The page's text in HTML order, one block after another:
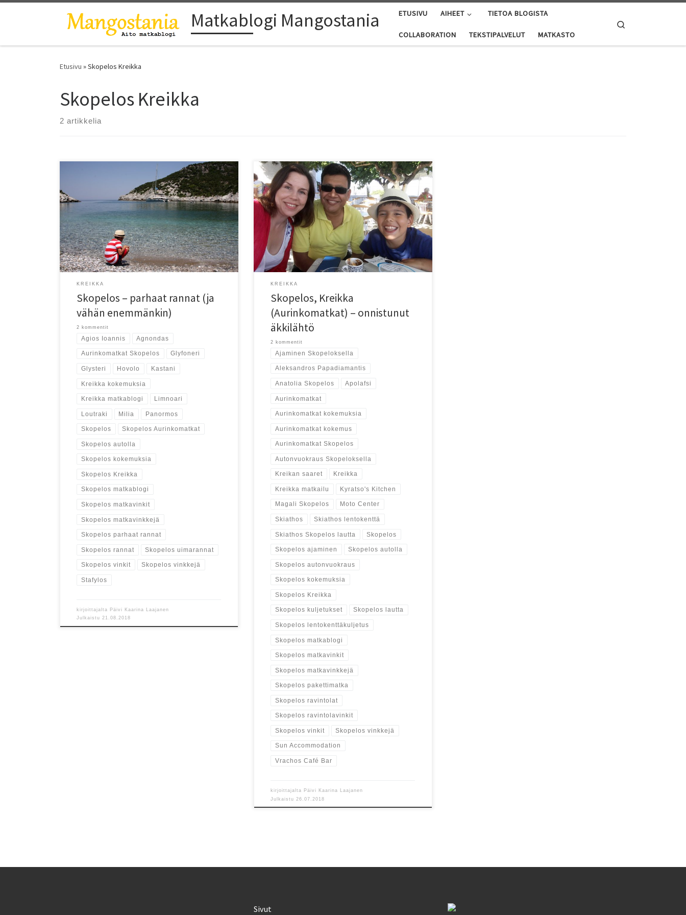
Matkablogi Mangostania ETUSIVU AIHEET TIETOA BLOGISTA
COLLABORATION TEKSTIPALVELUT MATKASTO
Etusivu »Skopelos Kreikka
Skopelos Kreikka
2 artikkelia
Skopelos on rantakohde, jossa riittää valinnanvaraa:
tekee tiukkaa ehtiä kaikille hienoille rannoille viikon
loman aikana. Me teimme parhaamme ja kiersimme
melkein kaikki Skopeloksen rannat!
KREIKKA
Skopelos – parhaat rannat (ja
vähän enemmänkin)
2 kommentit
Agios Ioannis Agnondas
Aurinkomatkat Skopelos Glyfoneri
Glysteri Hovolo Kastani
Kreikka kokemuksia
Kreikka matkablogi Limnoari
Loutraki Milia Panormos
Skopelos Skopelos Aurinkomatkat
Skopelos autolla
Skopelos kokemuksia
Skopelos Kreikka
Skopelos matkablogi
Skopelos matkavinkit
Skopelos matkavinkkejä
Skopelos parhaat rannat
Skopelos rannat Skopelos uimarannat
Skopelos vinkit Skopelos vinkkejä
Stafylos
kirjoittajalta Päivi Kaarina Laajanen
Julkaistu21.08.2018
Suuntana Skopelos? Tässä käytännön tietoa matkoista
sekä testattuja vinkkejä: kuljetukset, hotelli,
autonvuokraus ja ravintolat.
KREIKKA
Skopelos, Kreikka
(Aurinkomatkat) – onnistunut
äkkilähtö
2 kommentit
Ajaminen Skopeloksella
Aleksandros Papadiamantis
Anatolia Skopelos Apolafsi
Aurinkomatkat
Aurinkomatkat kokemuksia
Aurinkomatkat kokemus
Aurinkomatkat Skopelos
Autonvuokraus Skopeloksella
Kreikan saaret Kreikka
Kreikka matkailu Kyratso's Kitchen
Magali Skopelos Moto Center
Skiathos Skiathos lentokenttä
Skiathos Skopelos lautta Skopelos
Skopelos ajaminen Skopelos autolla
Skopelos autonvuokraus
Skopelos kokemuksia
Skopelos Kreikka
Skopelos kuljetukset Skopelos lautta
Skopelos lentokenttäkuljetus
Skopelos matkablogi
Skopelos matkavinkit
Skopelos matkavinkkejä
Skopelos pakettimatka
Skopelos ravintolat
Skopelos ravintolavinkit
Skopelos vinkit Skopelos vinkkejä
Sun Accommodation
Vrachos Café Bar
kirjoittajalta Päivi Kaarina Laajanen
Julkaistu 26.07.2018
Sivut